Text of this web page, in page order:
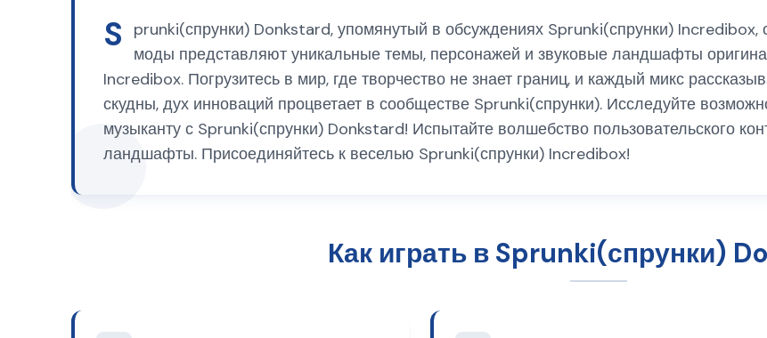
S
prunki(спрунки) Donkstard, упомянутый в обсуждениях Sprunki(спрунки)
моды представляют уникальные темы, персонажей и звуковые ландшафты
Incredibox. Погрузитесь в мир, где творчество не знает границ, и каждый микс
скудны, дух инноваций процветает в сообществе Sprunki(спрунки). Исследуйте
музыканту с Sprunki(спрунки) Donkstard! Испытайте волшебство пользовательского
ландшафты. Присоединяйтесь к веселью Sprunki(спрунки) Incredibox!
Как играть в Sprunki(спрунки)